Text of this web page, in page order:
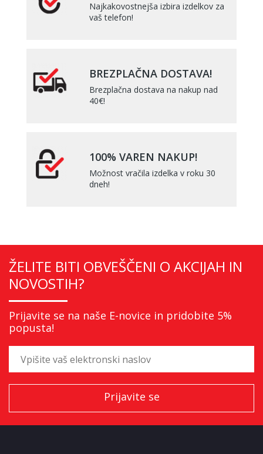
Najkakovostnejša izbira izdelkov za
vaš telefon!
BREZPLAČNA DOSTAVA!
Brezplačna dostava na nakup nad
40€!
100% VAREN NAKUP!
Možnost vračila izdelka v roku 30
dneh!
ŽELITE BITI OBVEŠČENI O AKCIJAH IN
NOVOSTIH?
Prijavite se na naše E-novice in pridobite 5%
popusta!